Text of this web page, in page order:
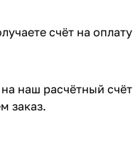
счёт на оплату
наш расчётный счёт
заказ.​